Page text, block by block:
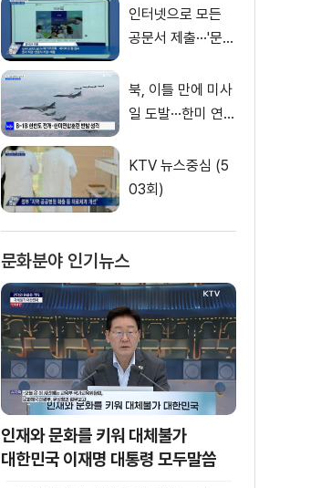
[S&News]
인터넷으로 모든
공문서 제출···'문서
북, 이틀 만에 미사
일 도발···한미 연합
KTV 뉴스중심 (5
03회)
문화분야 인기뉴스
인재와 문화를 키워 대체불가
대한민국 이재명 대통령 모두말씀